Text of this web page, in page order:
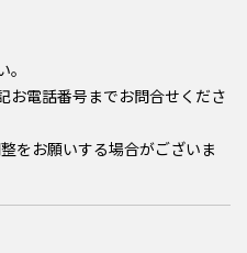
お電話番号までお問合せくださ
をお願いする場合がございま